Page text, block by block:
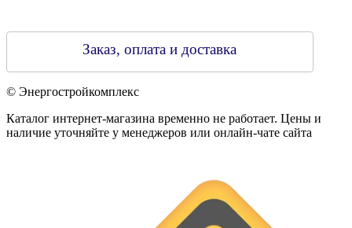
Заказ, оплата и доставка
© Энергостройкомплекс
Каталог интернет-магазина временно не работает. Цены и
наличие уточняйте у менеджеров или онлайн-чате сайта